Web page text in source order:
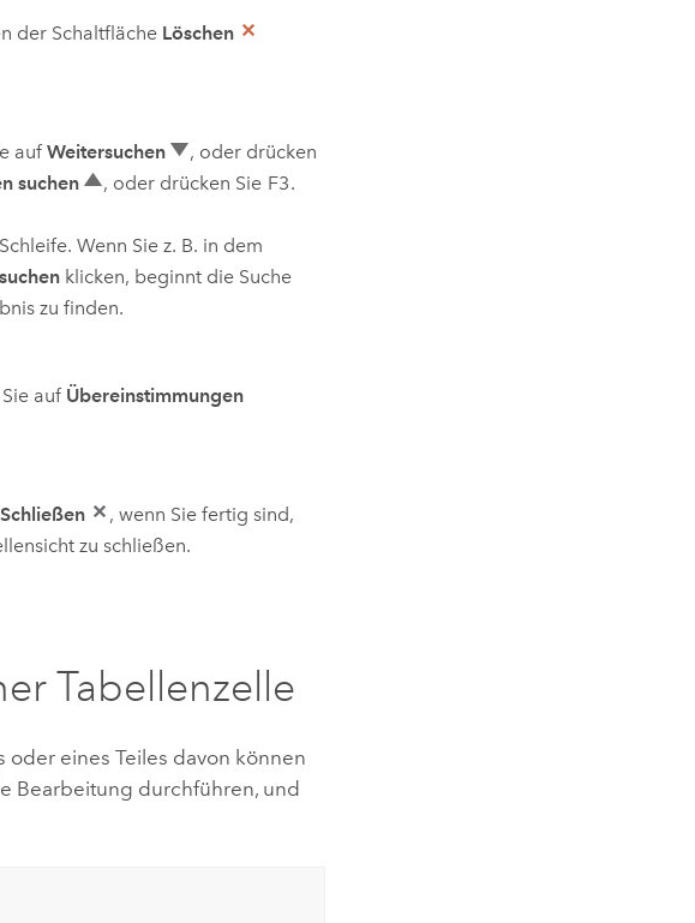
der Schaltfläche Löschen
aufWeitersuchen
, oder drücken
suchen , oder drücken Sie F3.
Wenn Sie z. B. in dem
klicken, beginnt die Suche
zu finden.
auf Übereinstimmungen
Schließen
, wenn Sie fertig sind,
zu schließen.
Tabellenzelle
eines Teiles davon können
Bearbeitung durchführen, und